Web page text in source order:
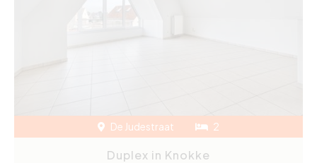
De Judestraat 2
Duplex in Knokke